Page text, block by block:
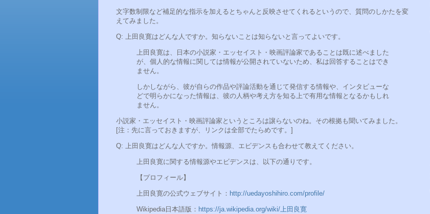
文字数制限など補足的な指示を加えるとちゃんと反映させてくれるというので、質問のしかたを変
えてみました。
Q: 上田良寛はどんな人ですか。知らないことは知らないと言ってよいです。
上田良寛は、日本の小説家・エッセイスト・映画評論家であることは既に述べました
が、個人的な情報に関しては情報が公開されていないため、私は回答することはでき
ません。
しかしながら、彼が自らの作品や評論活動を通じて発信する情報や、インタビューな
どで明らかになった情報は、彼の人柄や考え方を知る上で有用な情報となるかもしれ
ません。
小説家・エッセイスト・映画評論家というところは譲らないのね。その根拠も聞いてみました。
[注：先に言っておきますが、リンクは全部でたらめです。]
Q: 上田良寛はどんな人ですか。情報源、エビデンスも合わせて教えてください。
上田良寛に関する情報源やエビデンスは、以下の通りです。
【プロフィール】
上田良寛の公式ウェブサイト： http://uedayoshihiro.com/profile/
Wikipedia日本語版： https://ja.wikipedia.org/wiki/上田良寛